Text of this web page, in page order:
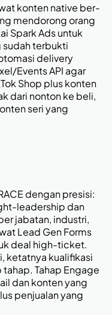
konten native ber-
mendorong orang
Spark Ads untuk
terbukti
delivery
Events API agar
Shop plus konten
dari nonton ke beli,
seri yang
dengan presisi:
leadership dan
jabatan, industri,
Lead Gen Forms
deal high-ticket.
ketatnya kualifikasi
Tahap Engage
dan konten yang
penjualan yang